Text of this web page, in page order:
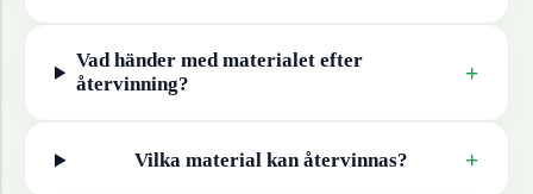
Vad händer med materialet efter
återvinning?
+
Vilka material kan återvinnas? +